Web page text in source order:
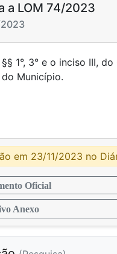
a LOM 74/2023
1°, 3° e o inciso III,
em 23/11/2023 no
Oficial
Anexo